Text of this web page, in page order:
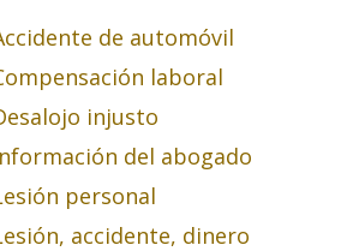
de automóvil
laboral
injusto
del abogado
personal
accidente, dinero